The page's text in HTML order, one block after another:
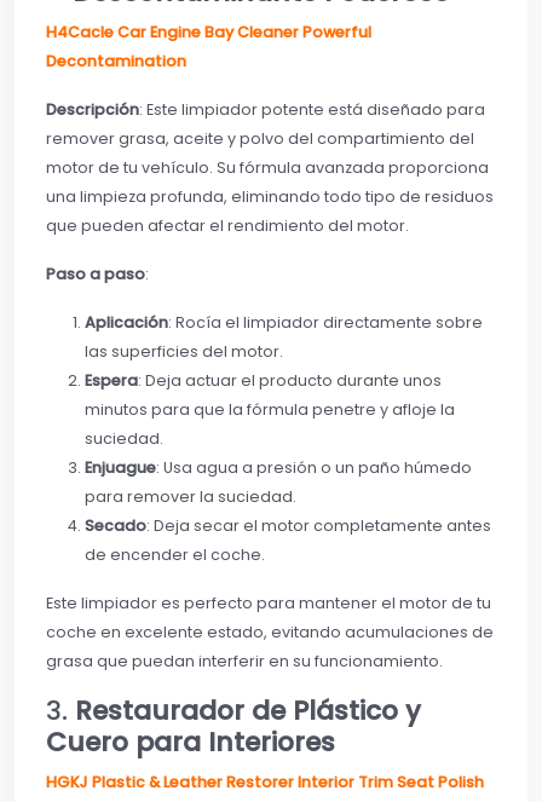
H4Cacle Car Engine Bay Cleaner Powerful
Decontamination
Descripción: Este limpiador potente está diseñado para
remover grasa, aceite y polvo del compartimiento del
motor de tu vehículo. Su fórmula avanzada proporciona
una limpieza profunda, eliminando todo tipo de residuos
que pueden afectar el rendimiento del motor.
Paso a paso:
Aplicación: Rocía el limpiador directamente sobre
las superficies del motor.
Espera: Deja actuar el producto durante unos
minutos para que la fórmula penetre y afloje la
suciedad.
Enjuague: Usa agua a presión o un paño húmedo
para remover la suciedad.
Secado: Deja secar el motor completamente antes
de encender el coche.
Este limpiador es perfecto para mantener el motor de tu
coche en excelente estado, evitando acumulaciones de
grasa que puedan interferir en su funcionamiento.
3. Restaurador de Plástico y
Cuero para Interiores
HGKJ Plastic & Leather Restorer Interior Trim Seat Polish